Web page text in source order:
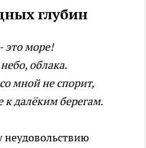
глубин
это море!
облака.
мной не спорит,
далёким берегам.